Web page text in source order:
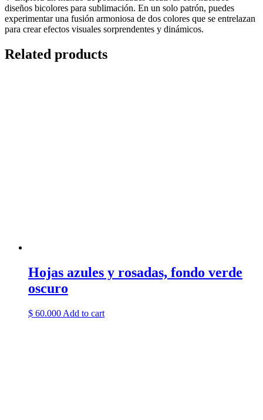
diseños bicolores para sublimación. En un solo patrón, puedes
experimentar una fusión armoniosa de dos colores que se entrelazan
para crear efectos visuales sorprendentes y dinámicos.
Related products
Hojas azules y rosadas, fondo verde
oscuro
$ 60.000 Add to cart